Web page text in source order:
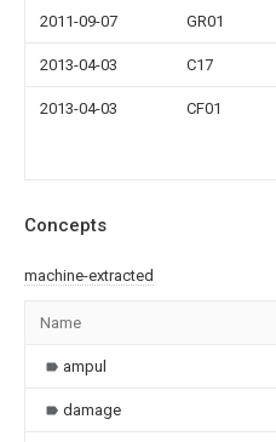
2011-09-07 GR01
2013-04-03 C17
2013-04-03 CF01
Concepts
machine-extracted
Name
ampul
damage